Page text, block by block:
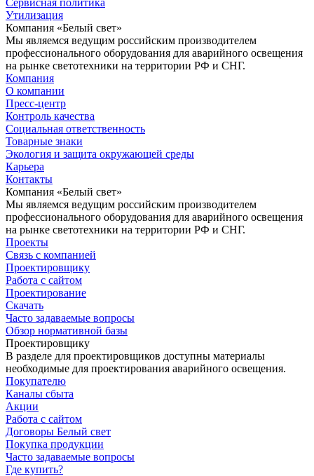
Сервисная политика
Утилизация
Компания «Белый свет»
Мы являемся ведущим российским производителем
профессионального оборудования для аварийного освещения
на рынке светотехники на территории РФ и СНГ.
Компания
О компании
Пресс-центр
Контроль качества
Социальная ответственность
Товарные знаки
Экология и защита окружающей среды
Карьера
Контакты
Компания «Белый свет»
Мы являемся ведущим российским производителем
профессионального оборудования для аварийного освещения
на рынке светотехники на территории РФ и СНГ.
Проекты
Связь с компанией
Проектировщику
Работа с сайтом
Проектирование
Скачать
Часто задаваемые вопросы
Обзор нормативной базы
Проектировщику
В разделе для проектировщиков доступны материалы
необходимые для проектирования аварийного освещения.
Покупателю
Каналы сбыта
Акции
Работа с сайтом
Договоры Белый свет
Покупка продукции
Часто задаваемые вопросы
Где купить?